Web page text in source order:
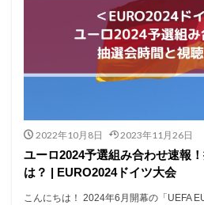
2022年10月8日 2023年11月26日
ユーロ2024予選組み合わせ速報
は？ | EURO2024ドイツ大会
こんにちは！ 2024年6月開幕の「UEFA